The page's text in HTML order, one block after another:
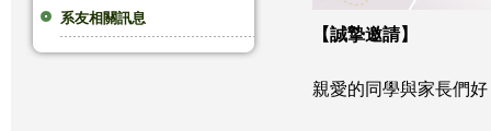
系友相關訊息
【誠摯邀請】
親愛的同學與家長們好